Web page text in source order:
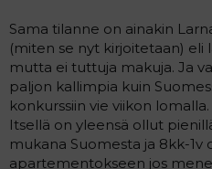
Sama tilanne on ainakin
(miten se nyt kirjoitetaan) eli
mutta ei tuttuja makuja. Ja
paljon kallimpia kuin
konkurssiin vie viikon lomalla.
Itsellä on yleensä ollut
mukana Suomesta ja 8kk-1v
apartementokseen jos